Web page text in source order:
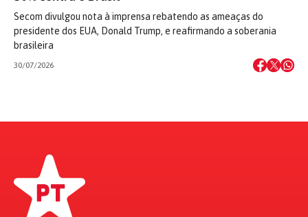
Secom divulgou nota à imprensa rebatendo as ameaças do
presidente dos EUA, Donald Trump, e reafirmando a soberania
brasileira
30/07/2026